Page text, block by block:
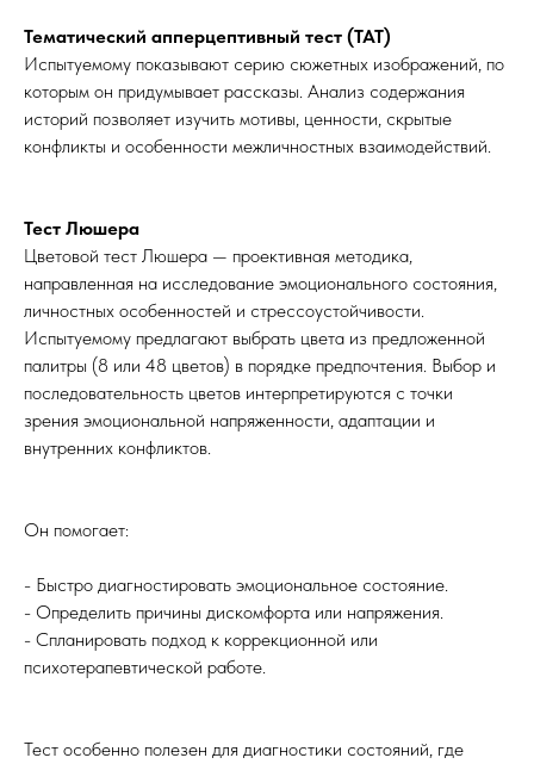
Тематический апперцептивный тест (ТАТ)
Испытуемому показывают серию сюжетных изображений, по
которым он придумывает рассказы. Анализ содержания
историй позволяет изучить мотивы, ценности, скрытые
конфликты и особенности межличностных взаимодействий.
Тест Люшера
Цветовой тест Люшера — проективная методика,
направленная на исследование эмоционального состояния,
личностных особенностей и стрессоустойчивости.
Испытуемому предлагают выбрать цвета из предложенной
палитры (8 или 48 цветов) в порядке предпочтения. Выбор и
последовательность цветов интерпретируются с точки
зрения эмоциональной напряженности, адаптации и
внутренних конфликтов.
Он помогает:
- Быстро диагностировать эмоциональное состояние.
- Определить причины дискомфорта или напряжения.
- Спланировать подход к коррекционной или
психотерапевтической работе.
Тест особенно полезен для диагностики состояний, где